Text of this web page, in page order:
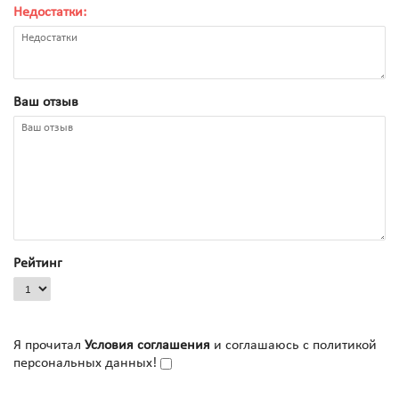
Недостатки:
Ваш отзыв
Рейтинг
Я прочитал Условия соглашения и соглашаюсь с политикой
персональных данных!